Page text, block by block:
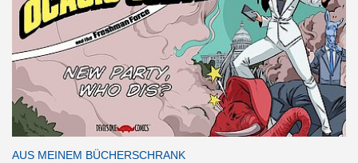
AUS MEINEM BÜCHERSCHRANK